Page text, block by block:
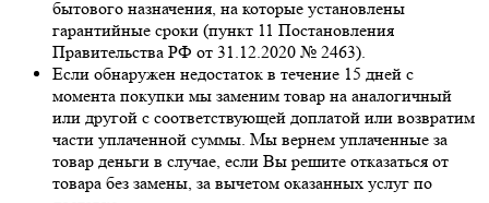
бытового назначения, на которые установлены
гарантийные сроки (пункт 11 Постановления
Правительства РФ от 31.12.2020 № 2463).
Если обнаружен недостаток в течение 15 дней с
момента покупки мы заменим товар на аналогичный
или другой с соответствующей доплатой или возвратим
части уплаченной суммы. Мы вернем уплаченные за
товар деньги в случае, если Вы решите отказаться от
товара без замены, за вычетом оказанных услуг по